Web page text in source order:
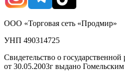
ООО «Торговая сеть «Продмир»
УНП 490314725
Свидетельство о
от 30.05.2003г выдано